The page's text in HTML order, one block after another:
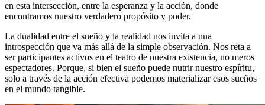
en esta intersección, entre la esperanza y la acción, donde
encontramos nuestro verdadero propósito y poder.
La dualidad entre el sueño y la realidad nos invita a una
introspección que va más allá de la simple observación. Nos reta a
ser participantes activos en el teatro de nuestra existencia, no meros
espectadores. Porque, si bien el sueño puede nutrir nuestro espíritu,
solo a través de la acción efectiva podemos materializar esos sueños
en el mundo tangible.